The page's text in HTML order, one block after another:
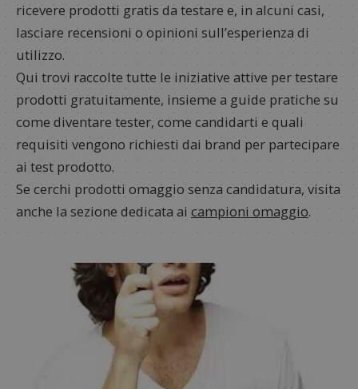
ricevere prodotti gratis da testare e, in alcuni casi,
lasciare recensioni o opinioni sull’esperienza di
utilizzo.
Qui trovi raccolte tutte le iniziative attive per testare
prodotti gratuitamente, insieme a guide pratiche su
come diventare tester, come candidarti e quali
requisiti vengono richiesti dai brand per partecipare
ai test prodotto.
Se cerchi prodotti omaggio senza candidatura, visita
anche la sezione dedicata ai campioni omaggio.